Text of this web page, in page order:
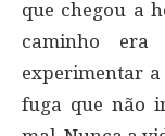
que chegou a
caminho era
experimentar
fuga que não